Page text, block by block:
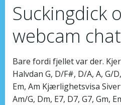
Suckingdick
webcam
Bare fordi fjellet var der.
Halvdan G, D/F#, D/A, A, G/
Em, Am Kjærlighetsvisa
Am/G, Dm, E7, D7, G7, Gm,